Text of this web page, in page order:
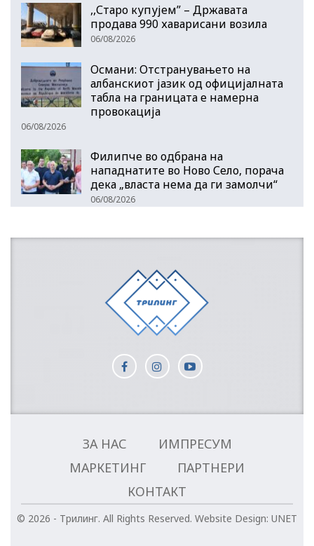
,,Старо купујем” – Државата
продава 990 хаварисани возила
06/08/2026
Османи: Отстранувањето на
албанскиот јазик од официјалната
табла на границата е намерна
провокација
06/08/2026
Филипче во одбрана на
нападнатите во Ново Село, порача
дека „власта нема да ги замолчи“
06/08/2026
ЗА НАС
ИМПРЕСУМ
МАРКЕТИНГ
ПАРТНЕРИ
КОНТАКТ
© 2026 - Трилинг. All Rights Reserved. Website Design: UNET